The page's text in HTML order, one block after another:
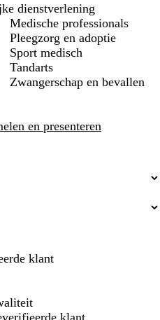
dienstverlening
Medische professionals
Pleegzorg en adoptie
Sport medisch
Tandarts
Zwangerschap en bevallen
en presenteren
klant
klant